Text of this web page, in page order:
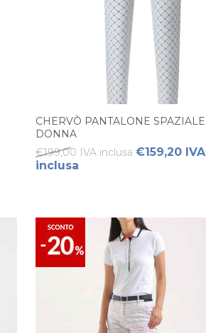
CHERVÒ PANTALONE SPAZIALE
DONNA
€199,00 IVA inclusa €159,20 IVA
inclusa